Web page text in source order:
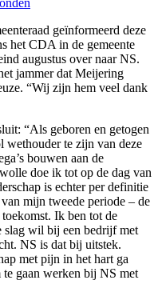
geïnformeerd deze
het CDA in de gemeente
augustus over naar NS.
jammer dat Meijering
“Wij zijn hem veel dank
“Als geboren en getogen
wethouder te zijn van deze
bouwen aan de
doe ik tot op de dag van
is echter per definitie
mijn tweede periode – de
Ik ben tot de
slag wil bij een bedrijf met
NS is dat bij uitstek.
met pijn in het hart ga
gaan werken bij NS met